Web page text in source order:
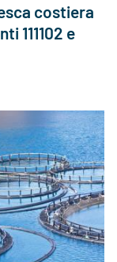
costiera
111102 e